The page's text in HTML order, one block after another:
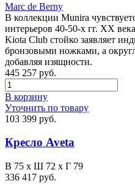
Marc de Berny
В коллекции Munira
интерьеров 40-50-х гг. XX
Kiota Club стойко заявляет
бронзовыми ножками, а
добавляя изящности.
445 257 руб.
В корзину
Уточнить по товару
103 399 руб.
Кресло Aveta
В 75 х Ш 72 х Г 79
336 417 руб.